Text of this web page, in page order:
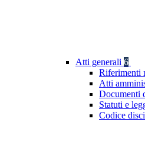
Atti generali 6
Riferimenti
Atti
Documenti
Statuti e
Codice